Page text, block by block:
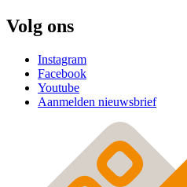
Volg ons
Instagram
Facebook
Youtube
Aanmelden nieuwsbrief